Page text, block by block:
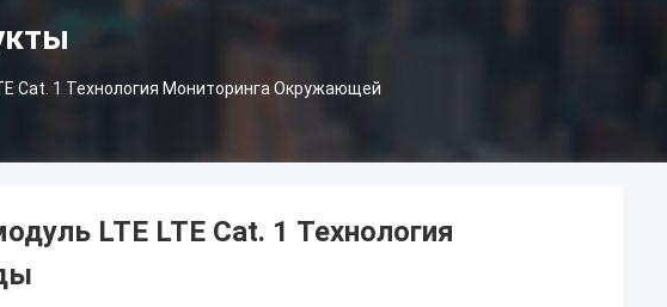
Cat. 1 Технология Мониторинга Окружающей
LTE LTE Cat. 1 Технология